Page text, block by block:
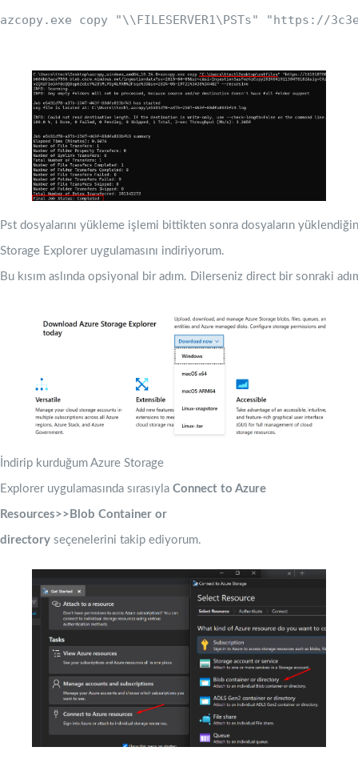
azcopy.exe copy "\\FILESERVER1\PSTs" "https://
Pst dosyalarını yükleme işlemi bittikten sonra dosyaların
Storage Explorer uygulamasını indiriyorum.
Bu kısım aslında opsiyonal bir adım. Dilerseniz direct bir sonraki
İndirip kurduğum Azure Storage
Explorer uygulamasında sırasıyla Connect to Azure
Resources>>Blob Container or
directory seçenelerini takip ediyorum.